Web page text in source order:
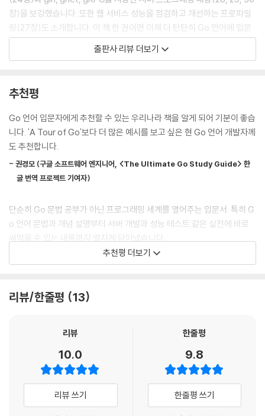
08 switch문
__8.1 switch문 동작 원리
__8.2 switch문을 언제 쓰는가?
__8.3 다양한 switch문 형태
핵심 요약 / 연습문제
09 for문
__9.1 for문 동작 원리
__9.2 continue와 break
__9.3 중첩 for문
__9.4 중첩 for문과 break, 레이블
10 배열
__10.1 배열
__10.3 배열은 연속된 메모리
핵심 요약 / 연습문제
__11.1 선언 및 기본 사용
__11.2 구조체 변수 초기화
__11.3 구조체를 포함하는 구조체
__11.5 프로그래밍에서 구조체의 역할
핵심 요약 / 연습문제
장)을 보강했습니다. 또한 웹 서비스 성능을 점검하고 개선하는 프로파일
링(27장)도 소개합니다. 이 책 한 권이면 이제 더 탄탄히 Go 언어에 입문
해 서버를 개발하고 테스트할 수 있는 지식을 얻을 수 있을 겁니다.
Go 언어 1등 유튜버 Tucker가 더 체계적으로 Go 언어를 알려줍니다. 문
법만 알려드리는 데 그치지 않습니다. Go 프로그래밍 능력을 길러드리는
것이 목표입니다. Go 언어에 입문해, 커뮤니티와 구글링으로 현업 문제를
해쳐나갈 수 있는 문턱까지 안내해드립니다. 포기하지 않고 예제 하나하나
★ 숫자로 보는 책의 특징
_2021 세종 도서 학술 부문 선정작
이 책의 1판은 그 우수성을 인정받아 세종 도서 학술 부문에 선정되었습니
다. 2판은 한층 더 전문성을 보강했으니 Go 언어 입문과 네트워크 서버 프
로그래밍까지 저자를 믿고 선택해주세요!
1.16 버전에서 가장 중요한 변화는 Go 모듈 사용이 기본이라는 점입니다
_3 단계로 익히는 Go 언어
1단계에서 Go 기본 문법을 익히고, 2단계에서는 고급 기능을 익힙니다. 3
단계에서는 다양한 네트워크 서버 프로그래밍 기법과 성능 테스트 및 개선
방법을 배워 전문성을 높여줍니다.
출판사 리뷰 더보기
추천평
Go 언어 입문자에게 추천할 수 있는 우리나라 책을 알게 되어 기분이 좋습
니다. 'A Tour of Go'보다 더 많은 예시를 보고 싶은 현 Go 언어 개발자께
도 추천합니다.
- 권경모 (구글 소프트웨어 엔지니어, <The Ultimate Go Study Guide> 한
글 번역 프로젝트 기여자)
단순히 Go 문법 공부가 아닌 프로그래밍 세계를 열어주는 입문서. 특히 G
o 언어 문법과 개념 설명부터 서버 개발과 성능 테스트 같은 실전에 바로
써먹을 수 있는 내용까지 알차게 담아냈습니다.
- 서지연 (비마이프렌즈 AI 데이터팀 리드)
을 세세하게 잡아주는 책!
Go 언어의 가능성을 맛볼 수 있는 지침서입니다. 고루틴, 채널 등 동시성
프로그래밍에 대한 개념뿐 아니라 RESTful API와 같은 보편적 개발 지식
- 방현우 (쿠팡 소프트웨어 엔지니어)
추천평 더보기
리뷰/한줄평 13
리뷰
10.0
리뷰 쓰기
한줄평
9.8
한줄평 쓰기